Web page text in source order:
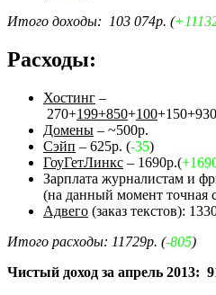
Итого доходы: 103 074р. (
Расходы:
Хостинг –
270+199+850+100
Домены – ~500р.
Сэйп – 625р. (-35)
ГоуГетЛинкс – 1690р.(
Зарплата журналистам и
(на данный момент точная
Адвего (заказ текстов):
Итого расходы: 11729р. (-805)
Чистый доход за апрель 2013: